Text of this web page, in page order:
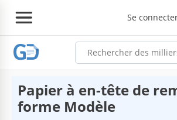
Se
Papier à en-tête de
forme Modèle